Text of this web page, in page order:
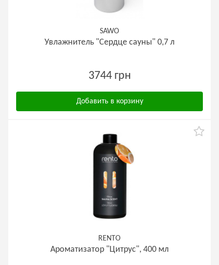
SAWO
Увлажнитель "Сердце сауны" 0,7 л
3744 грн
Добавить в корзину
RENTO
Ароматизатор "Цитрус", 400 мл